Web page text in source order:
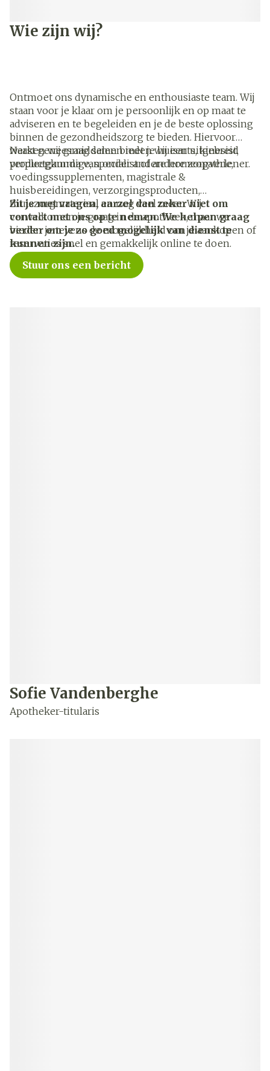
Wie zijn wij?
Ontmoet ons dynamische en enthousiaste team. Wij
staan voor je klaar om je persoonlijk en op maat te
adviseren en te begeleiden en je de beste oplossing
binnen de gezondheidszorg te bieden. Hiervoor
werken wij graag samen met je huisarts, kinesist,
verpleegkundige, specialist of andere zorgverlener.
Naast geneesmiddelen bieden wij een uitgebreid
productgamma van onder andere homeopathie,
voedingssupplementen, magistrale &
huisbereidingen, verzorgingsproducten,
thuiszorgmateriaal en nog veel meer. Wij
verwelkomen je graag in de apotheek, maar we
bieden je tevens de mogelijkheid om je aankopen of
reservaties snel en gemakkelijk online te doen.
Zit je met vragen, aarzel dan zeker niet om
contact met ons op te nemen. We helpen graag
verder om je zo goed mogelijk van dienst te
kunnen zijn.
Stuur ons een bericht
Sofie Vandenberghe
Apotheker-titularis